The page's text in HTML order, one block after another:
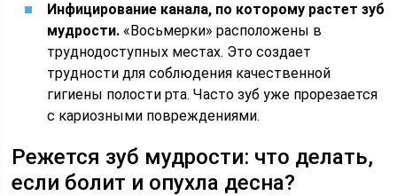
Инфицирование канала, по которому растет зуб
мудрости. «Восьмерки» расположены в
труднодоступных местах. Это создает
трудности для соблюдения качественной
гигиены полости рта. Часто зуб уже прорезается
с кариозными повреждениями.
Режется зуб мудрости: что делать,
если болит и опухла десна?